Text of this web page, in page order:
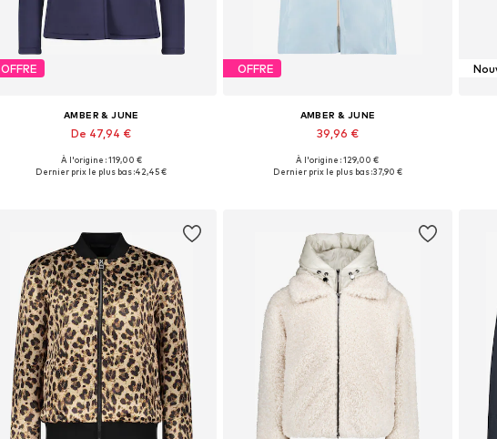
OFFRE
AMBER & JUNE
De 47,94 €
Disponible en plusieurs tailles
À l'origine : 119,00 €
Dernier prix le plus bas :42,45 €
OFFRE
AMBER & JUNE
39,96 €
Tailles disponibles: XS-S, S, S-M
À l'origine : 129,00 €
Dernier prix le plus bas :37,90 €